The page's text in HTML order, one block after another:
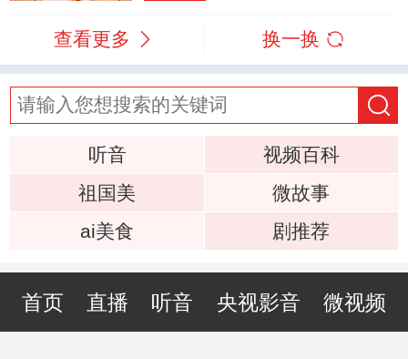
查看更多 换一换
听音
视频百科
祖国美
微故事
ai美食
剧推荐
首页 直播 听音 央视影音 微视频